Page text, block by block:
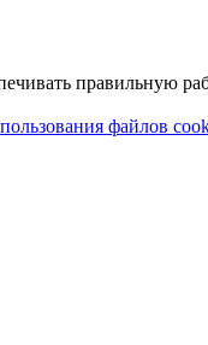
правильную
файлов